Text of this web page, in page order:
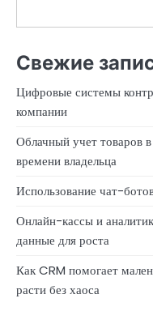
Свежие
Цифровые системы
компании
Облачный учет товаров
времени владельца
Использование чат-
Онлайн-кассы и
данные для роста
Как CRM помогает
расти без хаоса